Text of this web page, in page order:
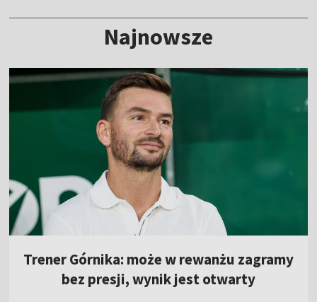
Najnowsze
Trener Górnika: może w rewanżu zagramy
bez presji, wynik jest otwarty